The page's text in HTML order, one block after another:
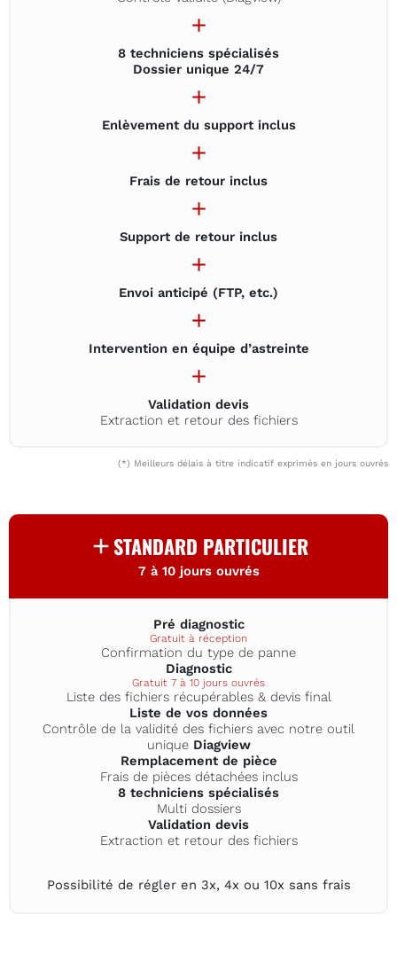
8 techniciens spécialisés
Dossier unique 24/7
Enlèvement du support inclus
Frais de retour inclus
Support de retour inclus
Envoi anticipé (FTP, etc.)
Intervention en équipe d’astreinte
Validation devis
Extraction et retour des fichiers
(*) Meilleurs délais à titre indicatif exprimés en jours ouvrés
STANDARD PARTICULIER
7 à 10 jours ouvrés
Pré diagnostic
Gratuit à réception
Confirmation du type de panne
Diagnostic
Gratuit 7 à 10 jours ouvrés
Liste des fichiers récupérables & devis final
Liste de vos données
Contrôle de la validité des fichiers avec notre outil
unique Diagview
Remplacement de pièce
Frais de pièces détachées inclus
8 techniciens spécialisés
Multi dossiers
Validation devis
Extraction et retour des fichiers
Possibilité de régler en 3x, 4x ou 10x sans frais